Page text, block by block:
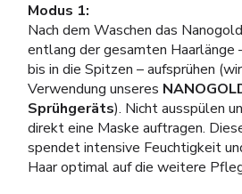
Modus 1:
Nach dem Waschen das
entlang der gesamten Haarlänge
bis in die Spitzen – aufsprühen
Verwendung unseres
Sprühgeräts). Nicht ausspülen
direkt eine Maske auftragen.
spendet intensive Feuchtigkeit
Haar optimal auf die weitere